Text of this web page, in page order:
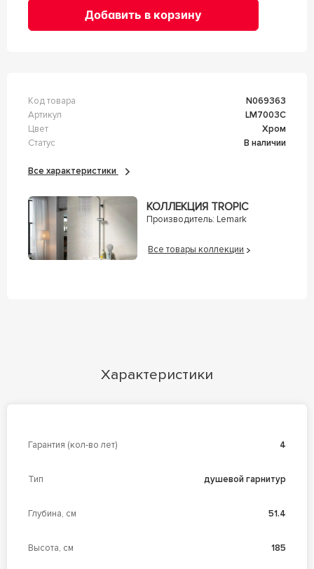
Добавить в корзину
Код товара
n069363
Артикул
LM7003C
Цвет
Хром
Статус
В наличии
Все характеристики
КОЛЛЕКЦИЯ TROPIC
Производитель: Lemark
Все товары коллекции
Характеристики
Гарантия (кол-во лет) 4
Тип душевой гарнитур
Глубина, см 51.4
Высота, см 185